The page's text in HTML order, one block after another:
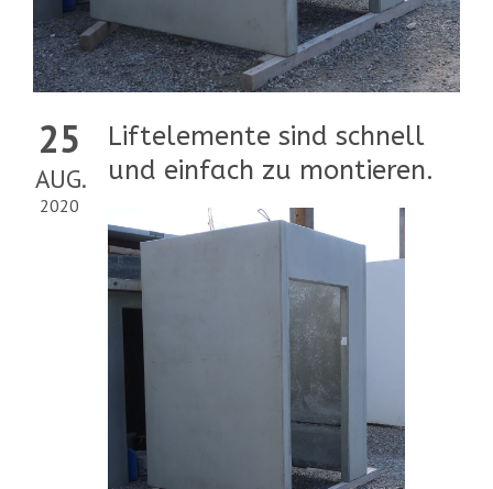
25
AUG.
2020
Liftelemente sind schnell
und einfach zu montieren.